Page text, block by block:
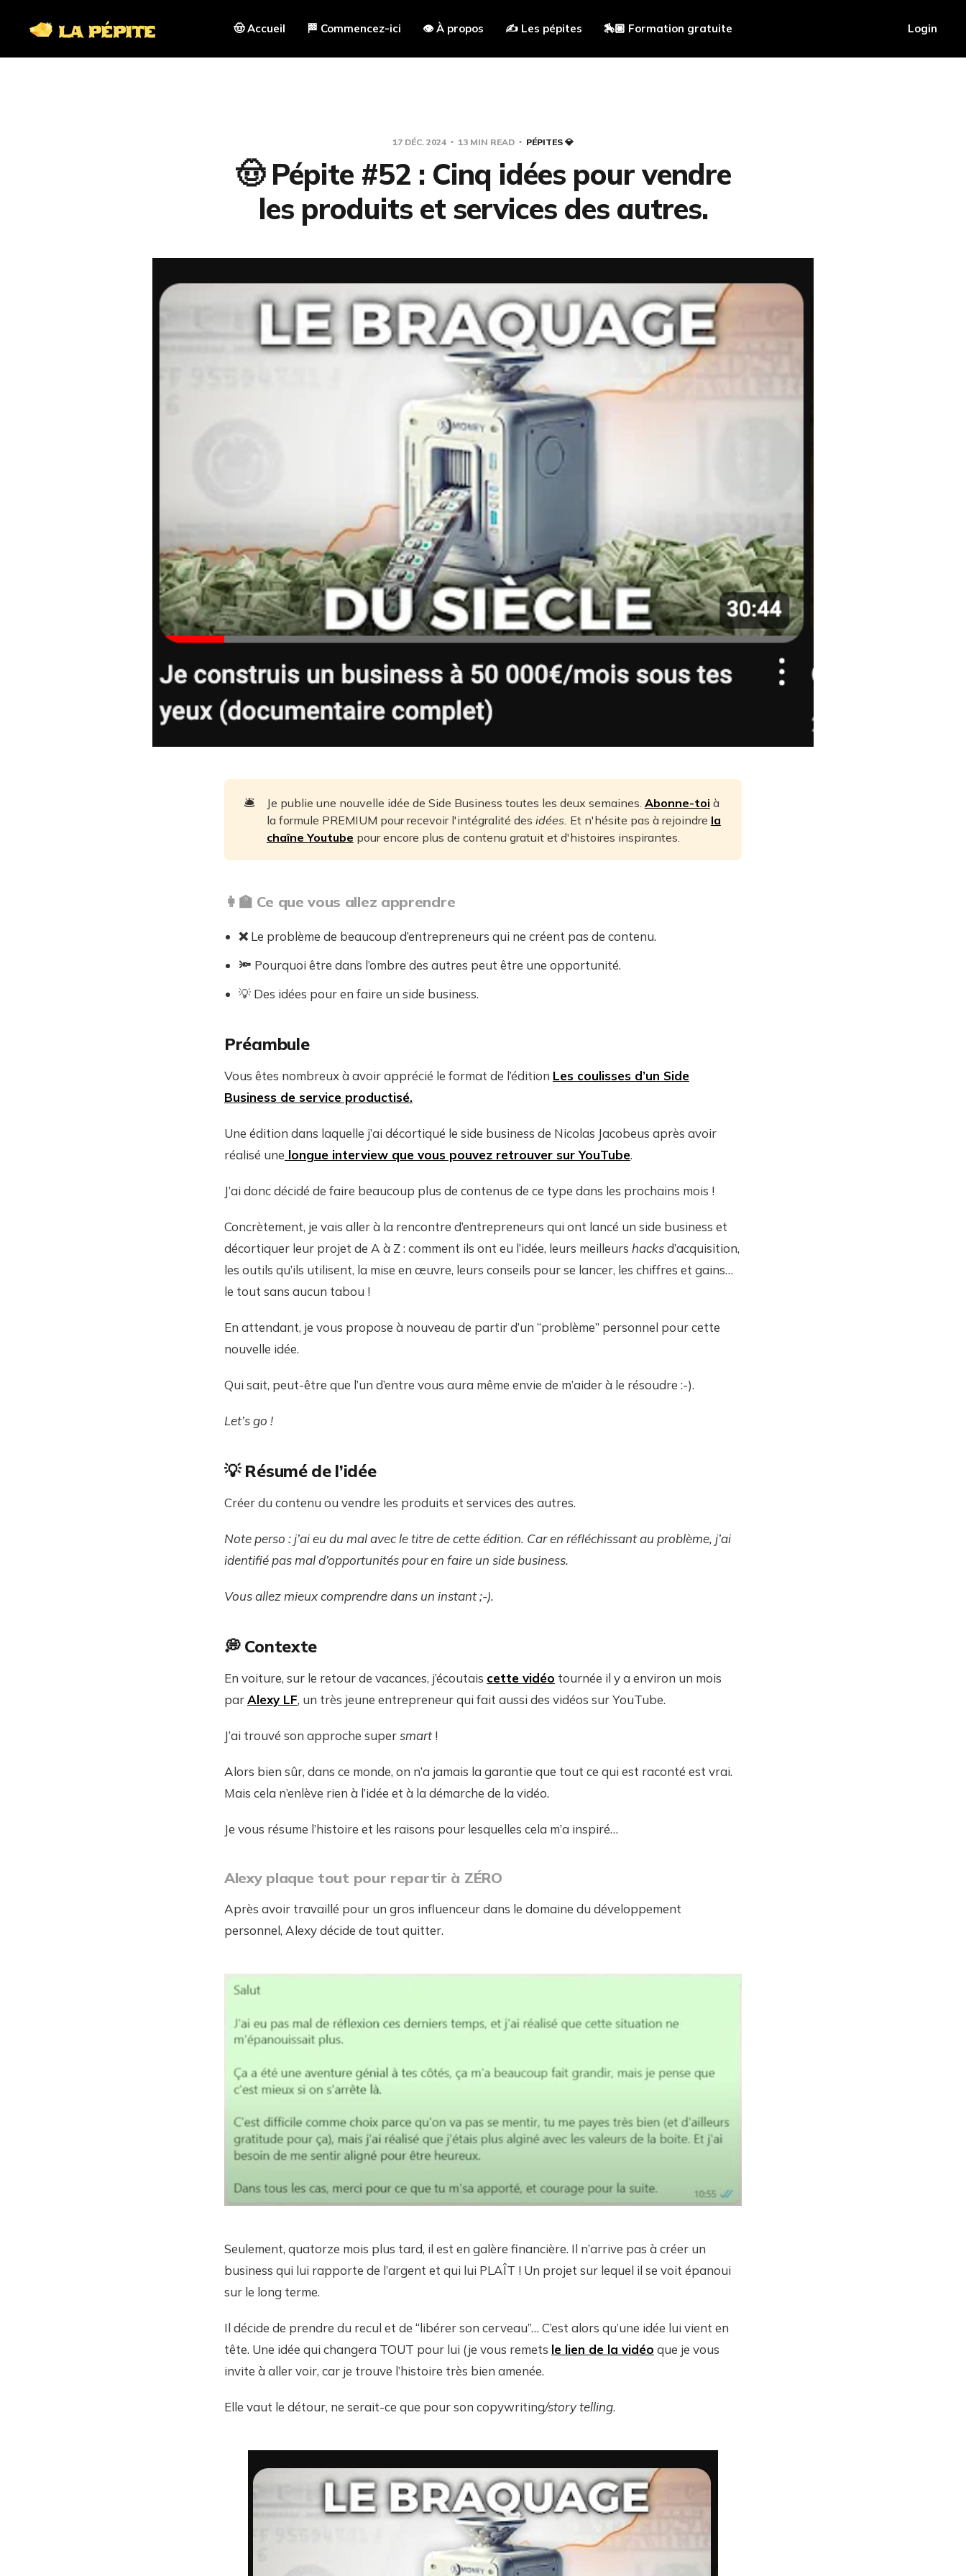
🤠 Accueil 🏁 Commencez-ici 👁 À propos ✍️ Les pépites 🏇🏼 Formation gratuite Login
17 DÉC. 2024 13 MIN READ PÉPITES 💎
🤠 Pépite #52 : Cinq idées pour vendre
les produits et services des autres.
🛎️ Je publie une nouvelle idée de Side Business toutes les deux semaines. Abonne-toi à
la formule PREMIUM pour recevoir l'intégralité des idées. Et n'hésite pas à rejoindre la
chaîne Youtube pour encore plus de contenu gratuit et d'histoires inspirantes.
👩‍🏫 Ce que vous allez apprendre
❌ Le problème de beaucoup d’entrepreneurs qui ne créent pas de contenu.
🔦 Pourquoi être dans l’ombre des autres peut être une opportunité.
💡 Des idées pour en faire un side business.
Préambule
Vous êtes nombreux à avoir apprécié le format de l’édition Les coulisses d’un Side
Business de service productisé.
Une édition dans laquelle j’ai décortiqué le side business de Nicolas Jacobeus après avoir
réalisé une longue interview que vous pouvez retrouver sur YouTube.
J’ai donc décidé de faire beaucoup plus de contenus de ce type dans les prochains mois !
Concrètement, je vais aller à la rencontre d’entrepreneurs qui ont lancé un side business et
décortiquer leur projet de A à Z : comment ils ont eu l’idée, leurs meilleurs hacksd’acquisition,
les outils qu’ils utilisent, la mise en œuvre, leurs conseils pour se lancer, les chiffres et gains…
le tout sans aucun tabou !
En attendant, je vous propose à nouveau de partir d’un “problème” personnel pour cette
nouvelle idée.
Qui sait, peut-être que l’un d’entre vous aura même envie de m’aider à le résoudre :-).
Let’s go !
💡 Résumé de l’idée
Créer du contenu ou vendre les produits et services des autres.
Note perso : j’ai eu du mal avec le titre de cette édition. Car en réfléchissant au problème, j’ai
identifié pas mal d’opportunités pour en faire un side business.
Vous allez mieux comprendre dans un instant ;-).
💭 Contexte
En voiture, sur le retour de vacances, j’écoutais cette vidéo tournée il y a environ un mois
parAlexy LF, un très jeune entrepreneur qui fait aussi des vidéos sur YouTube.
J’ai trouvé son approche supersmart!
Alors bien sûr, dans ce monde, on n’a jamais la garantie que tout ce qui est raconté est vrai.
Mais cela n’enlève rien à l’idée et à la démarche de la vidéo.
Je vous résume l’histoire et les raisons pour lesquelles cela m’a inspiré…
Alexy plaque tout pour repartir à ZÉRO
Après avoir travaillé pour un gros influenceur dans le domaine du développement
personnel, Alexy décide de tout quitter.
Seulement, quatorze mois plus tard, il est en galère financière. Il n’arrive pas à créer un
business qui lui rapporte de l’argent et qui lui PLAÎT ! Un projet sur lequel il se voit épanoui
sur le long terme.
Il décide de prendre du recul et de “libérer son cerveau”… C’est alors qu’une idée lui vient en
tête. Une idée qui changera TOUT pour lui (je vous remets le lien de la vidéo que je vous
invite à aller voir, car je trouve l’histoire très bien amenée.
Elle vaut le détour, ne serait-ce que pour son copywriting/story telling.